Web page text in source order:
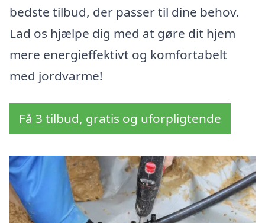
bedste tilbud, der passer til dine behov.
Lad os hjælpe dig med at gøre dit hjem
mere energieffektivt og komfortabelt
med jordvarme!
Få 3 tilbud, gratis og uforpligtende